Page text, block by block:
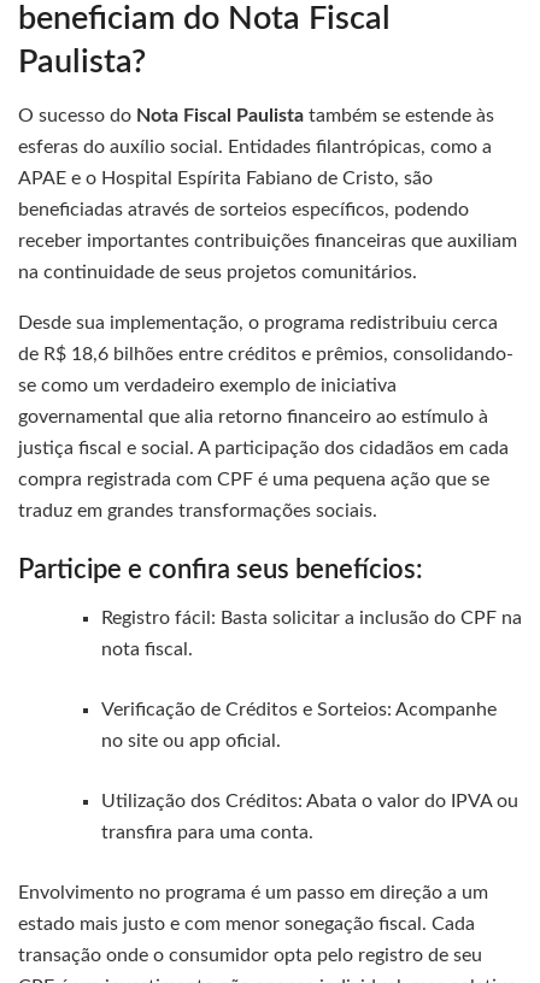
beneficiam do Nota Fiscal
Paulista?
O sucesso do Nota Fiscal Paulista também se estende às
esferas do auxílio social. Entidades filantrópicas, como a
APAE e o Hospital Espírita Fabiano de Cristo, são
beneficiadas através de sorteios específicos, podendo
receber importantes contribuições financeiras que auxiliam
na continuidade de seus projetos comunitários.
Desde sua implementação, o programa redistribuiu cerca
de R$ 18,6 bilhões entre créditos e prêmios, consolidando-
se como um verdadeiro exemplo de iniciativa
governamental que alia retorno financeiro ao estímulo à
justiça fiscal e social. A participação dos cidadãos em cada
compra registrada com CPF é uma pequena ação que se
traduz em grandes transformações sociais.
Participe e confira seus benefícios:
Registro fácil: Basta solicitar a inclusão do CPF na
nota fiscal.
Verificação de Créditos e Sorteios: Acompanhe
no site ou app oficial.
Utilização dos Créditos: Abata o valor do IPVA ou
transfira para uma conta.
Envolvimento no programa é um passo em direção a um
estado mais justo e com menor sonegação fiscal. Cada
transação onde o consumidor opta pelo registro de seu